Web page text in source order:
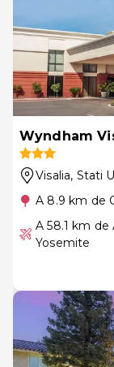
Wyndham
Visalia, Stati
A 8.9 km de
A 58.1 km
Yosemite